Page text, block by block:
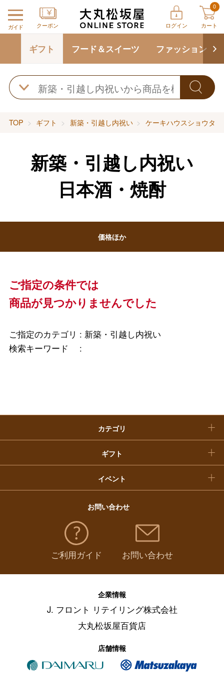
ガイド クーポン ログイン
0
カート
ギフト フード＆スイーツ ファッション
TOP ギフト 新築・引越し内祝い ケーキハウスショウタニ
新築・引越し内祝い
日本酒・焼酎
ご指定の条件では
商品が見つかりませんでした
ご指定のカテゴリ : 新築・引越し内祝い
検索キーワード :
価格ほか
カテゴリ
フード＆スイーツ
ホーム＆インテリア
ギフト
結婚内祝い
イベント
母の日
お中元
敬老の日
福袋
お問い合わせ
ご利用ガイド お問い合わせ
企業情報
J. フロント リテイリング株式会社
大丸松坂屋百貨店
店舗情報